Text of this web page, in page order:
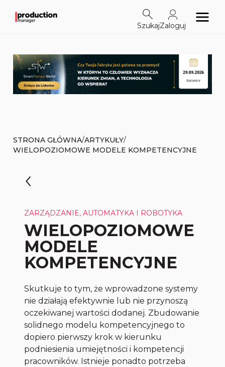
SzukajZaloguj
STRONA GŁÓWNA/ARTYKUŁY/
WIELOPOZIOMOWE MODELE KOMPETENCYJNE
ZARZĄDZANIE, AUTOMATYKA I ROBOTYKA
WIELOPOZIOMOWE
MODELE
KOMPETENCYJNE
Skutkuje to tym, że wprowadzone systemy
nie działają efektywnie lub nie przynoszą
oczekiwanej wartości dodanej. Zbudowanie
solidnego modelu kompetencyjnego to
dopiero pierwszy krok w kierunku
podniesienia umiejętności i kompetencji
pracowników. Istnieje ponadto potrzeba